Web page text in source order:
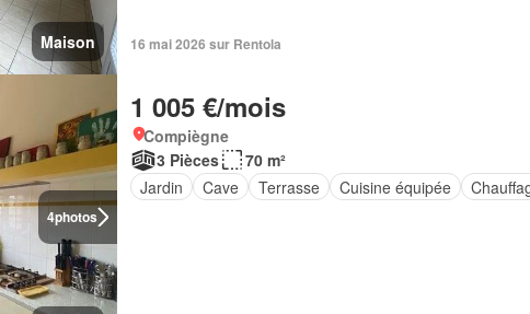
Maison 16 mai 2026 sur Rentola
4photos
1 005 €/mois
Compiègne
3 Pièces
70 m²
Jardin
Cave Terrasse Cuisine équipée